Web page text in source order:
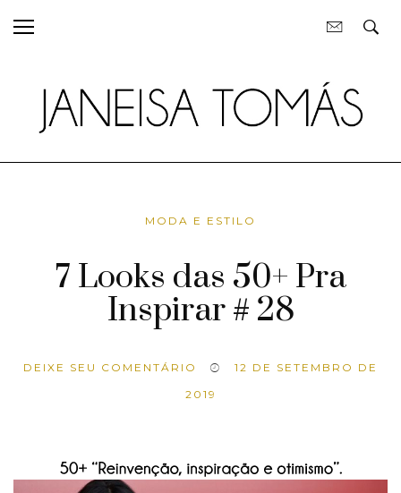
MODA E ESTILO
7 Looks das 50+ Pra
Inspirar # 28
DEIXE SEU COMENTÁRIO
12 DE SETEMBRO DE
2019